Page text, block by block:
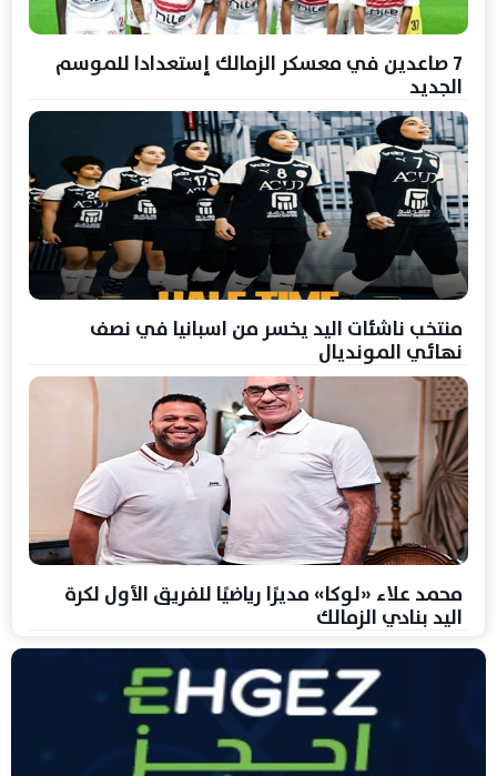
7 صاعدين في معسكر الزمالك إستعدادا للموسم
الجديد
منتخب ناشئات اليد يخسر من اسبانيا في نصف
نهائي المونديال
محمد علاء «لوكا» مديرًا رياضيًا للفريق الأول لكرة
اليد بنادي الزمالك